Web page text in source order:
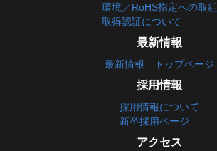
環境／RoHS指定への取組
取得認証について
最新情報
最新情報 トップページ
採用情報
採用情報について
新卒採用ページ
アクセス